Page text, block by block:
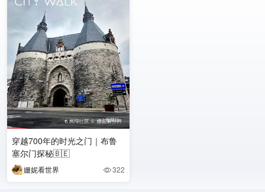
穿越700年的时光之门｜布鲁
塞尔门探秘🇧🇪
姗妮看世界 322